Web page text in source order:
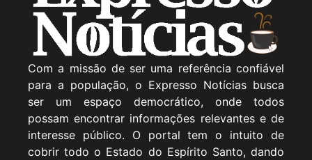
Com a missão de ser uma referência confiável
para a população, o Expresso Notícias busca
ser um espaço democrático, onde todos
possam encontrar informações relevantes e de
interesse público. O portal tem o intuito de
cobrir todo o Estado do Espírito Santo, dando